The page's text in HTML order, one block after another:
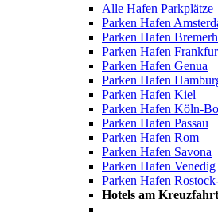
Alle Hafen Parkplätze
Parken Hafen
Parken Hafen
Parken Hafen
Parken Hafen Genua
Parken Hafen
Parken Hafen Kiel
Parken Hafen Köln-
Parken Hafen Passau
Parken Hafen Rom
Parken Hafen Savona
Parken Hafen Venedig
Parken Hafen
Hotels am